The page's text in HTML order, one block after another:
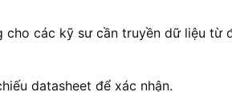
cho các kỹ sư cần truyền dữ liệu từ
datasheet để xác nhận.